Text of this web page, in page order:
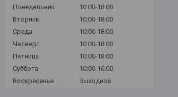
Понедельник
10:00-18:00
Вторник
10:00-18:00
Среда
10:00-18:00
Четверг
10:00-18:00
Пятница
10:00-18:00
Суббота
10:00-16:00
Воскресенье
Выходной